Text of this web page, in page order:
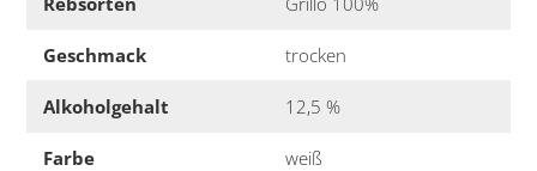
Geschmack trocken
Alkoholgehalt 12,5 %
Farbe weiß